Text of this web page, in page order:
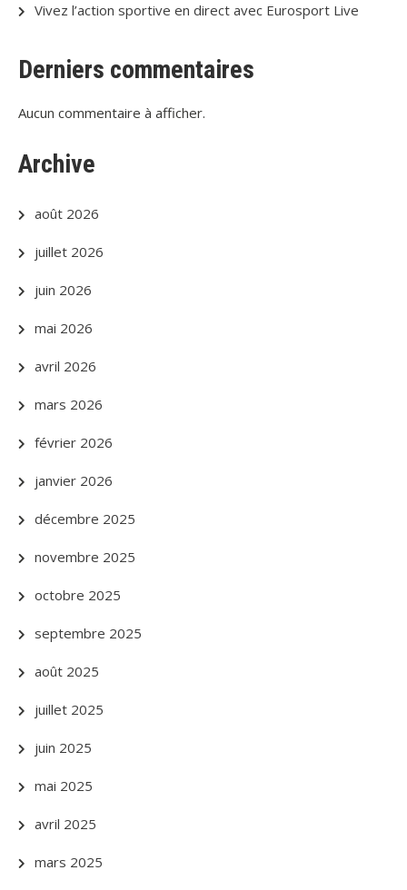
Vivez l’action sportive en direct avec Eurosport Live
Derniers commentaires
Aucun commentaire à afficher.
Archive
août 2026
juillet 2026
juin 2026
mai 2026
avril 2026
mars 2026
février 2026
janvier 2026
décembre 2025
novembre 2025
octobre 2025
septembre 2025
août 2025
juillet 2025
juin 2025
mai 2025
avril 2025
mars 2025